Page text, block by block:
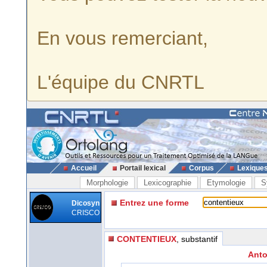
En vous remerciant,
L'équipe du CNRTL
Accueil Portail lexical Corpus
Morphologie Lexicographie Etymologie
Dicosyn
CRISCO
Entrez une forme
CONTENTIEUX , substantif